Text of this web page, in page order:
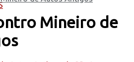
Mineiro de